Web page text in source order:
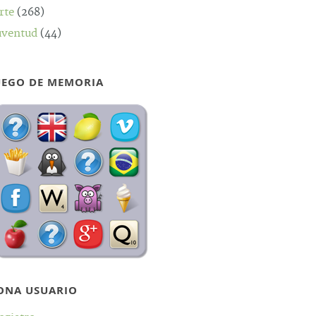
(268)
(44)
DE MEMORIA
USUARIO